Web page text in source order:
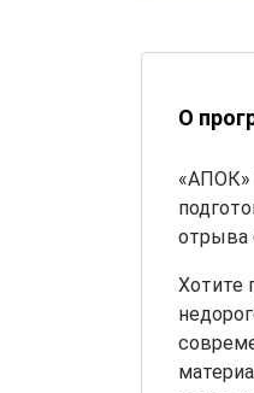
О
«АПОК»
отрыва
Хотите